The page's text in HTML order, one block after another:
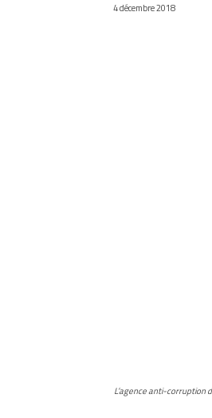
4 décembre 2018
L’agence anti-corruption